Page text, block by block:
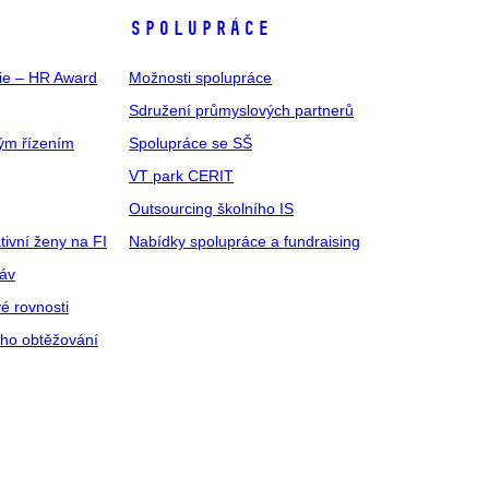
– HR Award
řízením
ženy na FI
rovnosti
obtěžování
SPOLUPRÁCE
Možnosti spolupráce
Sdružení průmyslových partnerů
Spolupráce se SŠ
VT park CERIT
Outsourcing školního IS
Nabídky spolupráce a fundraising